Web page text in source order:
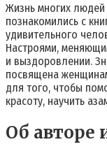
Жизнь многих людей
познакомились с
удивительного
Настроями,
и выздоровлении.
посвящена
для того, чтобы
красоту, научить
Об авторе